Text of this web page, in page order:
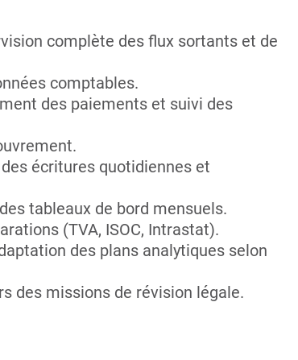
complète des flux sortants et de
comptables.
des paiements et suivi des
écritures quotidiennes et
tableaux de bord mensuels.
(TVA, ISOC, Intrastat).
des plans analytiques selon
des missions de révision légale.